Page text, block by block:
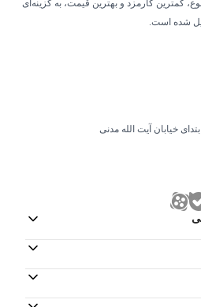
خیابان آیت الله مدنی
کمترین کارمزد و بهترین قیمت، به گزینه‌ای
شده است.